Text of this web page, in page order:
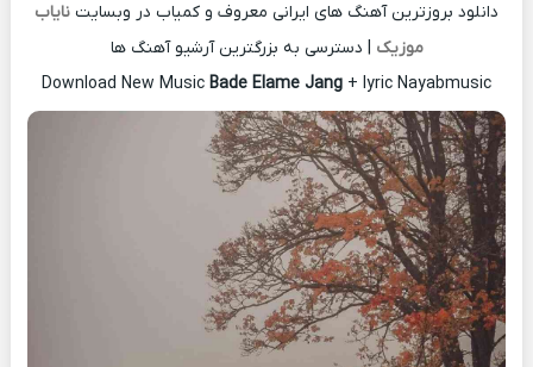
دانلود بروزترین آهنگ های ایرانی معروف و کمیاب در وبسایت نایاب
موزیک | دسترسی به بزرگترین آرشیو آهنگ ها
Download New Music Bade Elame Jang + lyric Nayabmusic